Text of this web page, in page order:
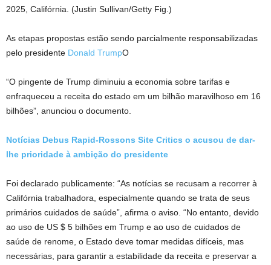
2025, Califórnia. (Justin Sullivan/Getty Fig.)
As etapas propostas estão sendo parcialmente responsabilizadas
pelo presidente Donald TrumpO
“O pingente de Trump diminuiu a economia sobre tarifas e
enfraqueceu a receita do estado em um bilhão maravilhoso em 16
bilhões”, anunciou o documento.
Notícias Debus Rapid-Rossons Site Critics o acusou de dar-
lhe prioridade à ambição do presidente
Foi declarado publicamente: “As notícias se recusam a recorrer à
Califórnia trabalhadora, especialmente quando se trata de seus
primários cuidados de saúde”, afirma o aviso. “No entanto, devido
ao uso de US $ 5 bilhões em Trump e ao uso de cuidados de
saúde de renome, o Estado deve tomar medidas difíceis, mas
necessárias, para garantir a estabilidade da receita e preservar a